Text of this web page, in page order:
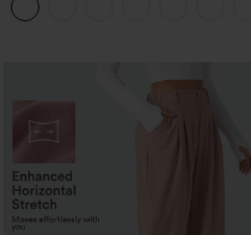
Po-Form, Bauchkontrolle, Taschen und
formende Passform